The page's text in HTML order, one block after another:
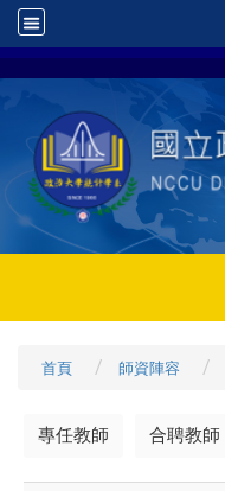
首頁 師資陣容
專任教師 合聘教師